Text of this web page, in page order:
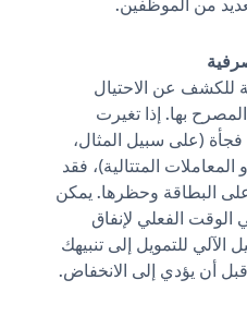
من الموظفين.
للكشف عن الاحتيال
بها. إذا تغيرت
فجأة (على سبيل المثال،
المتتالية)، فقد
البطاقة وحظرها. يمكن
الوقت الفعلي لإنفاق
الآلي للتمويل إلى تنبيهك
قبل أن يؤدي إلى الانخفاض.